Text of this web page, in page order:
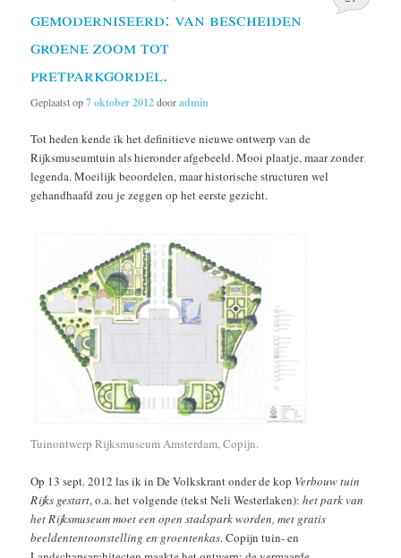
gemoderniseerd: van bescheiden
groene zoom tot
pretparkgordel.
Geplaatst op7 oktober 2012dooradmin
Tot heden kende ik het definitieve nieuwe ontwerp van de
Rijksmuseumtuin als hieronder afgebeeld. Mooi plaatje, maar zonder
legenda. Moeilijk beoordelen, maar historische structuren wel
gehandhaafd zou je zeggen op het eerste gezicht.
Tuinontwerp Rijksmuseum Amsterdam, Copijn.
Op 13 sept. 2012 las ik in De Volkskrant onder de kop Verbouw tuin
Rijks gestart, o.a. het volgende (tekst Neli Westerlaken):het park van
het Rijksmuseum moet een open stadspark worden, met gratis
beeldententoonstelling en groentenkas. Copijn tuin- en